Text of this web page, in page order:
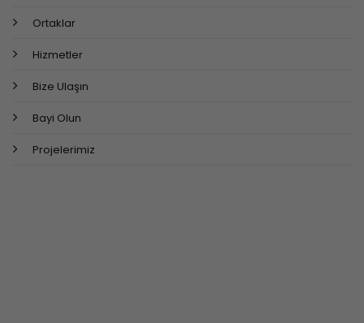
Ortaklar
Hizmetler
Bize Ulaşın
Bayi Olun
Projelerimiz